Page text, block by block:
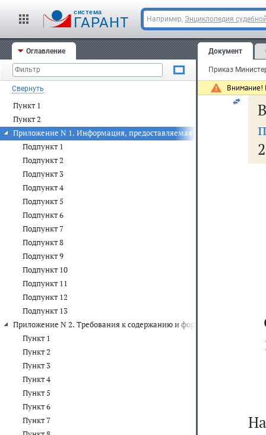
cистема
ГАРАНТ Например, Энциклопедия
Оглавление
Свернуть
Пункт 1
Пункт 2
Приложение N 1. Информация, предоставляемая медицинскими
Подпункт 1
Подпункт 2
Подпункт 3
Подпункт 4
Подпункт 5
Подпункт 6
Подпункт 7
Подпункт 8
Подпункт 9
Подпункт 10
Подпункт 11
Подпункт 12
Подпункт 13
Приложение N 2. Требования к содержанию и форме информации о
Пункт 1
Пункт 2
Пункт 3
Пункт 4
Пункт 5
Пункт 6
Пункт 7
Документ
Внимание!